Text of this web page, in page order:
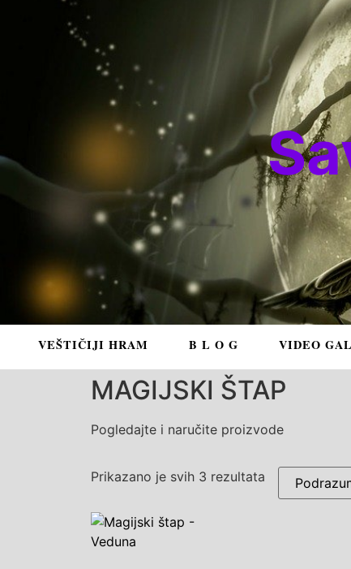
VEŠTIČIJI HRAM B L O G VIDEO
MAGIJSKI ŠTAP
Pogledajte i naručite proizvode
Prikazano je svih 3 rezultata